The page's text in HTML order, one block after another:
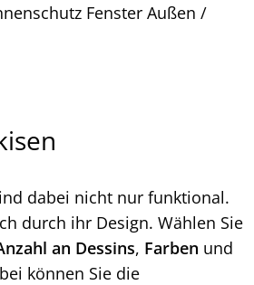
Fenster Außen /
dabei nicht nur funktional.
durch ihr Design. Wählen Sie
an Dessins, Farben und
können Sie die